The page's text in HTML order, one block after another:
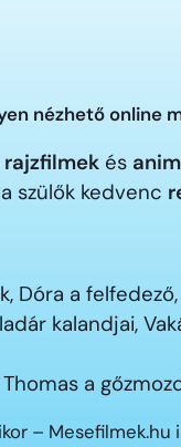
nézhető online
és
szülők kedvenc
Dóra a
kalandjai,
a
–